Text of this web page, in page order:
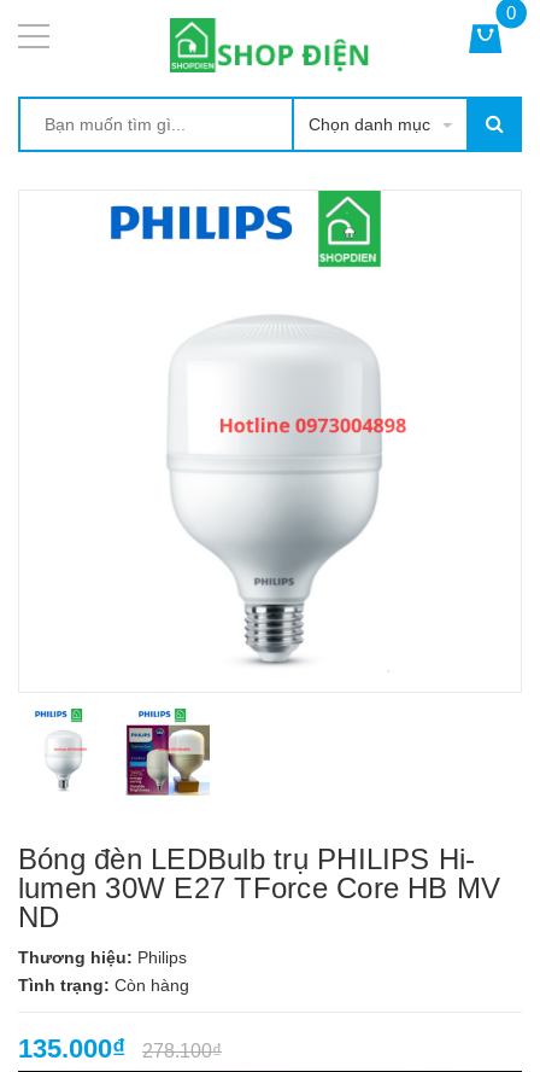
Chọn danh mục
0
Bóng đèn LEDBulb trụ PHILIPS Hi-
lumen 30W E27 TForce Core HB MV
ND
Thương hiệu: Philips
Tình trạng: Còn hàng
135.000₫ 278.100₫